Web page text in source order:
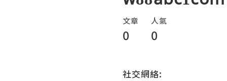
文章
0
人氣
0
社交網絡: